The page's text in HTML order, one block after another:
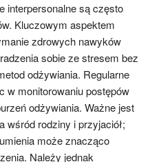
interpersonalne są często
Kluczowym aspektem
zdrowych nawyków
sobie ze stresem bez
odżywiania. Regularne
w monitorowaniu postępów
odżywiania. Ważne jest
wśród rodziny i przyjaciół;
może znacząco
Należy jednak